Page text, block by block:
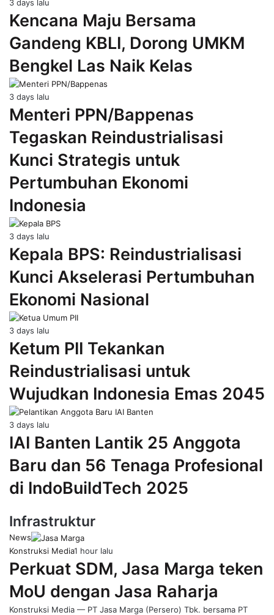
3 days lalu
Kencana Maju Bersama
Gandeng KBLI, Dorong UMKM
Bengkel Las Naik Kelas
3 days lalu
Menteri PPN/Bappenas
Tegaskan Reindustrialisasi
Kunci Strategis untuk
Pertumbuhan Ekonomi
Indonesia
3 days lalu
Kepala BPS: Reindustrialisasi
Kunci Akselerasi Pertumbuhan
Ekonomi Nasional
3 days lalu
Ketum PII Tekankan
Reindustrialisasi untuk
Wujudkan Indonesia Emas 2045
3 days lalu
IAI Banten Lantik 25 Anggota
Baru dan 56 Tenaga Profesional
di IndoBuildTech 2025
Infrastruktur
News
Konstruksi Media1 hour lalu
Perkuat SDM, Jasa Marga teken
MoU dengan Jasa Raharja
Konstruksi Media — PT Jasa Marga (Persero) Tbk. bersama PT